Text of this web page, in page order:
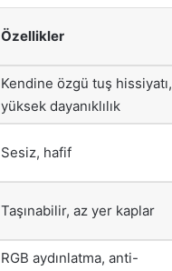
Özellikler
Kendine özgü tuş hissiyatı,
yüksek dayanıklılık
Sesiz, hafif
Taşınabilir, az yer kaplar
RGB aydınlatma, anti-